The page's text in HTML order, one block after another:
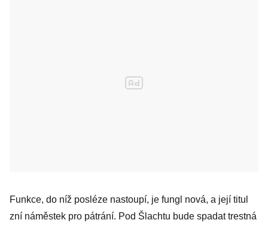
Funkce, do níž posléze nastoupí, je fungl nová, a její titul
zní náměstek pro pátrání. Pod Šlachtu bude spadat trestná